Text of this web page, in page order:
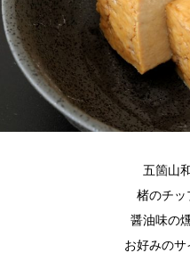
五箇山
楮のチッ
醤油味の
お好みのサ